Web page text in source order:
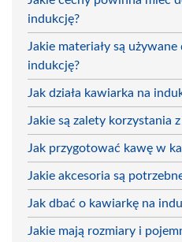
indukcję?
Jakie materiały są
indukcję?
Jak działa kawiarka na
Jakie są zalety korzystania
Jak przygotować kawę w
Jakie akcesoria są
Jak dbać o kawiarkę na
Jakie mają rozmiary i